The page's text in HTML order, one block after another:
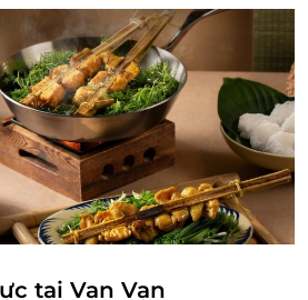
tại Vạn Vạn